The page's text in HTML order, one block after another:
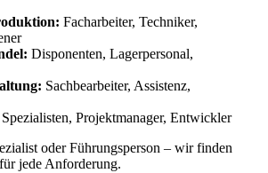
Facharbeiter, Techniker,
Disponenten, Lagerpersonal,
Sachbearbeiter, Assistenz,
Spezialisten, Projektmanager, Entwickler
oder Führungsperson – wir finden
jede Anforderung.